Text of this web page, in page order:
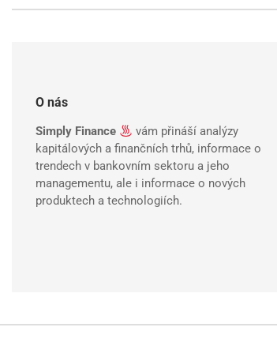
O nás
Simply Finance
vám přináší analýzy
kapitálových a finančních trhů, informace o
trendech v bankovním sektoru a jeho
managementu, ale i informace o nových
produktech a technologiích.